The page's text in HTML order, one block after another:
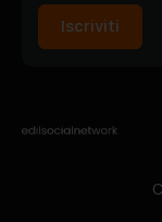
Iscriviti